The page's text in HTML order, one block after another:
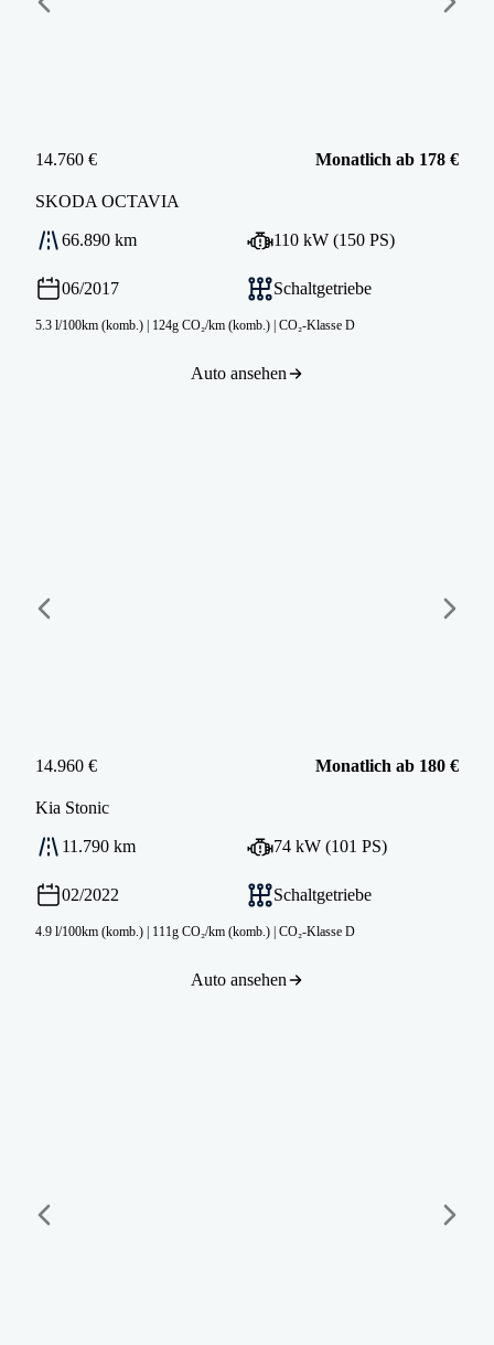
14.760 € Monatlich ab 178 €
SKODA OCTAVIA
66.890 km 110 kW (150 PS)
06/2017 Schaltgetriebe
5.3 l/100km (komb.) | 124g CO₂/km (komb.) | CO₂-Klasse D
Auto ansehen
14.960 € Monatlich ab 180 €
Kia Stonic
11.790 km 74 kW (101 PS)
02/2022 Schaltgetriebe
4.9 l/100km (komb.) | 111g CO₂/km (komb.) | CO₂-Klasse D
Auto ansehen